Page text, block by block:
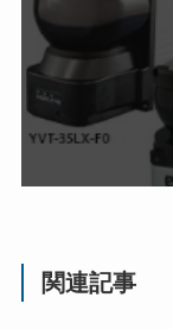
関連記事